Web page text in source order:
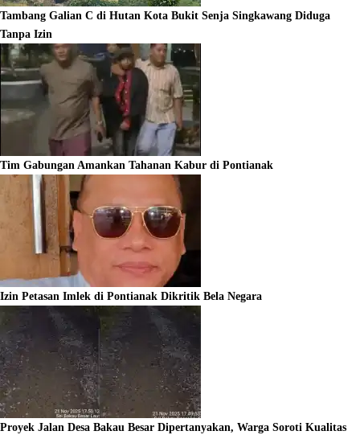
Tambang Galian C di Hutan Kota Bukit Senja Singkawang Diduga
Tanpa Izin
Tim Gabungan Amankan Tahanan Kabur di Pontianak
Izin Petasan Imlek di Pontianak Dikritik Bela Negara
Proyek Jalan Desa Bakau Besar Dipertanyakan, Warga Soroti Kualitas